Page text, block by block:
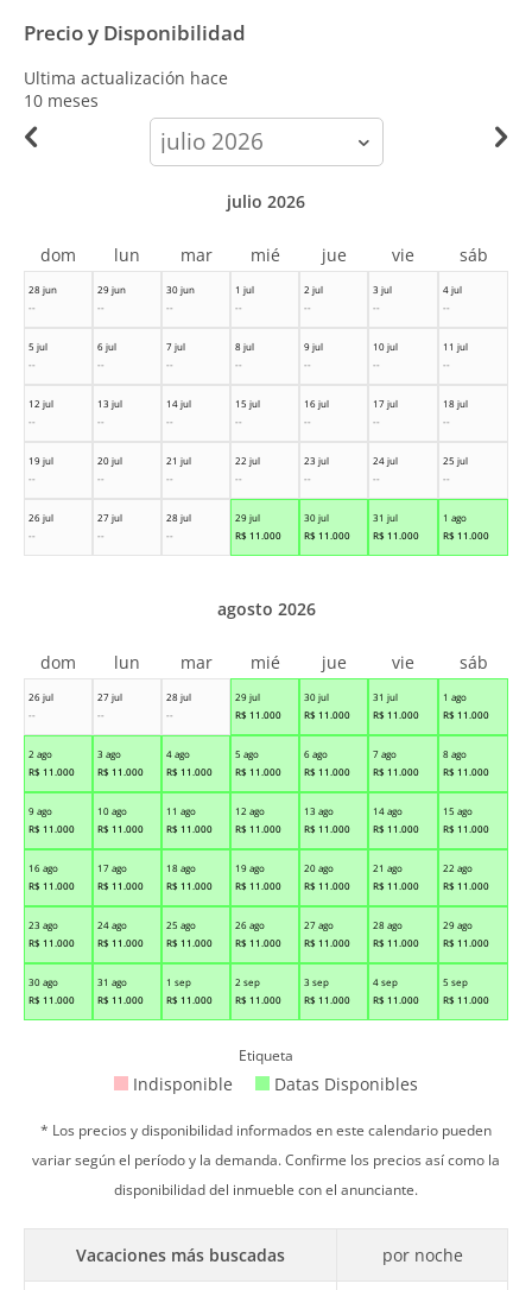
Precio y Disponibilidad
Ultima actualización hace
10 meses
calendar-
month
28 jun
--
29 jun
--
30 jun
--
1 jul
--
2 jul
--
3 jul
--
4 jul
--
5 jul
--
6 jul
--
7 jul
--
8 jul
--
9 jul
--
10 jul
--
11 jul
--
12 jul
--
13 jul
--
14 jul
--
15 jul
--
16 jul
--
17 jul
--
18 jul
--
19 jul
--
20 jul
--
21 jul
--
22 jul
--
23 jul
--
24 jul
--
25 jul
--
26 jul
--
27 jul
--
28 jul
--
29 jul
R$ 11.000
30 jul
R$ 11.000
31 jul
R$ 11.000
1 ago
R$ 11.000
julio 2026
dom lun mar mié jue vie sáb
26 jul
--
27 jul
--
28 jul
--
29 jul
R$ 11.000
30 jul
R$ 11.000
31 jul
R$ 11.000
1 ago
R$ 11.000
2 ago
R$ 11.000
3 ago
R$ 11.000
4 ago
R$ 11.000
5 ago
R$ 11.000
6 ago
R$ 11.000
7 ago
R$ 11.000
8 ago
R$ 11.000
9 ago
R$ 11.000
10 ago
R$ 11.000
11 ago
R$ 11.000
12 ago
R$ 11.000
13 ago
R$ 11.000
14 ago
R$ 11.000
15 ago
R$ 11.000
16 ago
R$ 11.000
17 ago
R$ 11.000
18 ago
R$ 11.000
19 ago
R$ 11.000
20 ago
R$ 11.000
21 ago
R$ 11.000
22 ago
R$ 11.000
23 ago
R$ 11.000
24 ago
R$ 11.000
25 ago
R$ 11.000
26 ago
R$ 11.000
27 ago
R$ 11.000
28 ago
R$ 11.000
29 ago
R$ 11.000
30 ago
R$ 11.000
31 ago
R$ 11.000
1 sep
R$ 11.000
2 sep
R$ 11.000
3 sep
R$ 11.000
4 sep
R$ 11.000
5 sep
R$ 11.000
agosto 2026
dom lun mar mié jue vie sáb
Etiqueta
Indisponible Datas Disponibles
* Los precios y disponibilidad informados en este calendario pueden
variar según el período y la demanda. Confirme los precios así como la
disponibilidad del inmueble con el anunciante.
Vacaciones más buscadas por noche